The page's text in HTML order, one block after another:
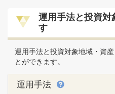
運用手法と投資対
す
運用手法と投資対象地域・資
とができます。
運用手法